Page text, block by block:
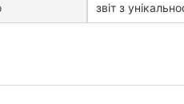
звіт з